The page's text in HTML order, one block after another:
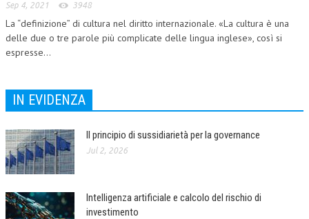
COSTITUZIONALE
PENALE
NEWS
ARCHIVIO EVENTI (FINO AL 2022)
PUBBLICAZIONI
Sep 4, 2021 3948
La “definizione” di cultura nel diritto internazionale. «La cultura è una
delle due o tre parole più complicate delle lingua inglese», così si
espresse...
IN EVIDENZA
Il principio di sussidiarietà per la governance
Jul 2, 2026
Intelligenza artificiale e calcolo del rischio di
investimento